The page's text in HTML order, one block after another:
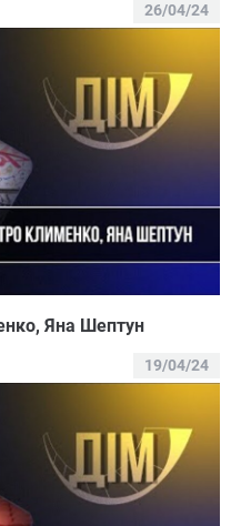
26/04/24
Яна Шептун
19/04/24